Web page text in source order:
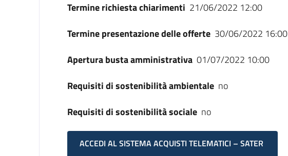
Termine richiesta chiarimenti 21/06/2022 12:00
Termine presentazione delle offerte 30/06/2022 16:00
Apertura busta amministrativa 01/07/2022 10:00
Requisiti di sostenibilità ambientale no
Requisiti di sostenibilità sociale no
ACCEDI AL SISTEMA ACQUISTI TELEMATICI – SATER